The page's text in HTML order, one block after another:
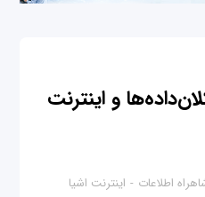
و اینترنت
اطلاعات اینترنت اشیا